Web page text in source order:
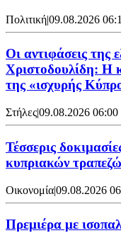
Πολιτική|09.08.2026
Οι αντιφάσεις της
Χριστοδουλίδη: Η
της «ισχυρής
Στήλες|09.08.2026 06:00
Τέσσερις
κυπριακών
Οικονομία|09.08.2026
Πρεμιέρα με